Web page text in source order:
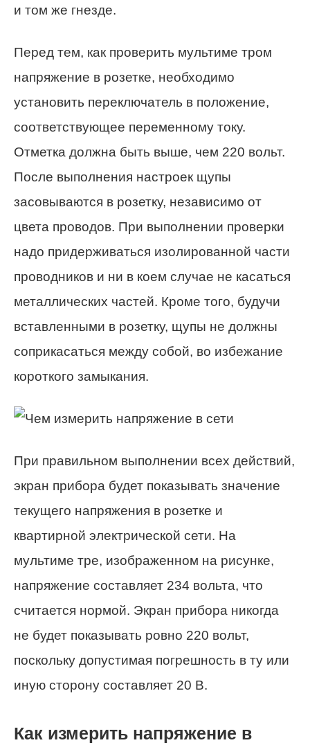
и том же гнезде.
Перед тем, как проверить мультиме тром
напряжение в розетке, необходимо
установить переключатель в положение,
соответствующее переменному току.
Отметка должна быть выше, чем 220 вольт.
После выполнения настроек щупы
засовываются в розетку, независимо от
цвета проводов. При выполнении проверки
надо придерживаться изолированной части
проводников и ни в коем случае не касаться
металлических частей. Кроме того, будучи
вставленными в розетку, щупы не должны
соприкасаться между собой, во избежание
короткого замыкания.
При правильном выполнении всех действий,
экран прибора будет показывать значение
текущего напряжения в розетке и
квартирной электрической сети. На
мультиме тре, изображенном на рисунке,
напряжение составляет 234 вольта, что
считается нормой. Экран прибора никогда
не будет показывать ровно 220 вольт,
поскольку допустимая погрешность в ту или
иную сторону составляет 20 В.
Как измерить напряжение в